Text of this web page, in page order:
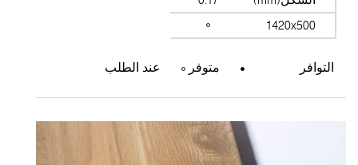
1420x500
التوافر متوفر عند الطلب